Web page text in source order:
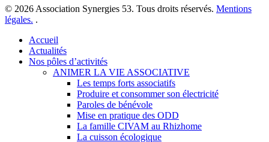
© 2026 Association Synergies 53. Tous droits réservés. Mentions
légales. .
Close
Menu
Accueil
Actualités
Nos pôles d’activités
ANIMER LA VIE ASSOCIATIVE
Les temps forts associatifs
Produire et consommer son électricité
Paroles de bénévole
Mise en pratique des ODD
La famille CIVAM au Rhizhome
La cuisson écologique